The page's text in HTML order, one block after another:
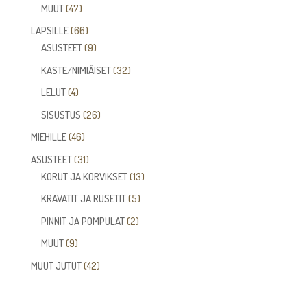
MUUT 4747
tuotetta
LAPSILLE 6666
tuotetta
ASUSTEET 99
tuotetta
KASTE/NIMIÄISET 3232
LELUT 44
tuotetta
SISUSTUS 2626
MIEHILLE 4646
tuotetta
ASUSTEET 3131
tuotetta
KORUT JA KORVIKSET 1313
KRAVATIT JA RUSETIT 55
tuotetta
PINNIT JA POMPULAT 22
MUUT 99
tuotetta
MUUT JUTUT 4242